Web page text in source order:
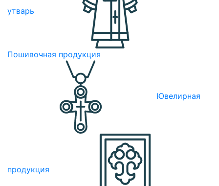
утварь
Пошивочная продукция
Ювелирная
продукция